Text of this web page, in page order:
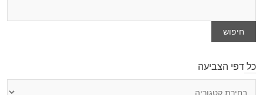
חיפוש
כל דפי הצביעה